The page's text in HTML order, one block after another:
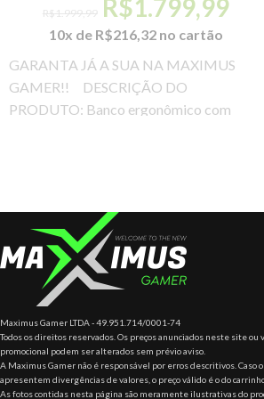
R$1.999,99 R$1.799,99
10x de R$216,32 no cartão
GARANTA JÁ A SUA NA MAXIMUS
GAMER!! DESCRIÇÃO DO
PRODUTO: Banco ergonômico com
Maximus Gamer LTDA - 49.951.714/0001-74
Todos os direitos reservados. Os preços anunciados neste site ou
promocional podem ser alterados sem prévio aviso.
A Maximus Gamer não é responsável por erros descritivos. Caso
apresentem divergências de valores, o preço válido é o do
As fotos contidas nesta página são meramente ilustrativas do